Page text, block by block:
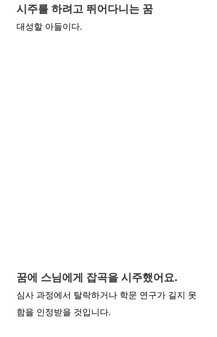
시주를 하려고 뛰어다니는 꿈
대성할 아들이다.
꿈에 스님에게 잡곡을 시주했어요.
심사 과정에서 탈락하거나 학문 연구가 길지 못
함을 인정받을 것입니다.